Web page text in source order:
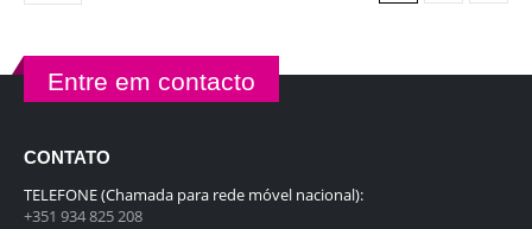
Entre em contacto
CONTATO
TELEFONE (Chamada para rede móvel nacional):
+351 934 825 208